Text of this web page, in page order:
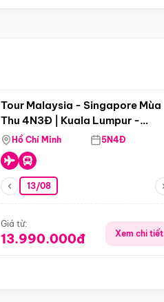
Tour Malaysia - Singapore Mùa
Thu 4N3Đ | Kuala Lumpur -
Malacca - Johor Baru -
Singapore
Hồ Chí Minh 5N4Đ
13/08
Giá từ:
13.990.000đ Xem chi tiết